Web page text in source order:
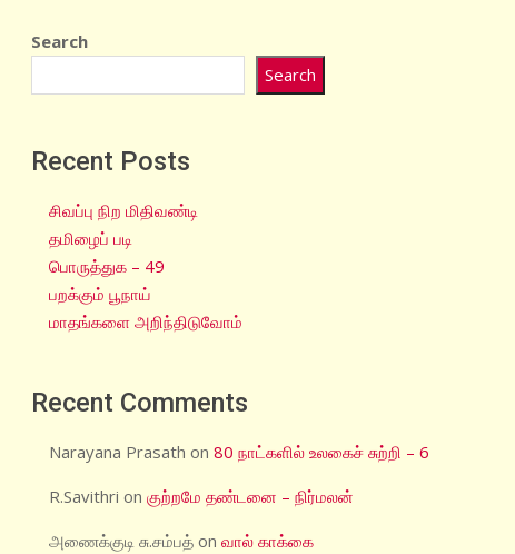
Search
Search
Recent Posts
சிவப்பு நிற மிதிவண்டி
தமிழைப் படி
பொருத்துக – 49
பறக்கும் பூநாய்
மாதங்களை அறிந்திடுவோம்
Recent Comments
Narayana Prasath on80 நாட்களில் உலகைச் சுற்றி – 6
R.Savithri onகுற்றமே தண்டனை – நிர்மலன்
அணைக்குடி சு.சம்பத் onவால் காக்கை